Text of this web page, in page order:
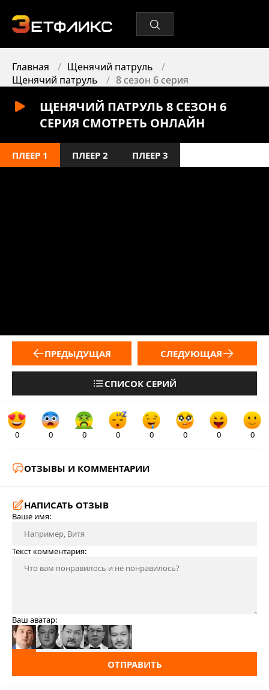
Главная
Щенячий патруль
Щенячий патруль
8 сезон 6 серия
ЩЕНЯЧИЙ ПАТРУЛЬ 8 СЕЗОН 6
СЕРИЯ СМОТРЕТЬ ОНЛАЙН
ПЛЕЕР 1 ПЛЕЕР 2 ПЛЕЕР 3
ПРЕДЫДУЩАЯ
СПИСОК СЕРИЙ
СЛЕДУЮЩАЯ
0 0 0 0 0 0 0 0
ОТЗЫВЫ И КОММЕНТАРИИ
НАПИСАТЬ ОТЗЫВ
Ваше имя:
Текст комментария:
Ваш аватар:
ОТПРАВИТЬ